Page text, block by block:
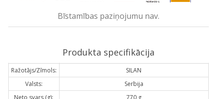
Bīstamības paziņojumu nav.
Produkta specifikācija
Ražotājs/Zīmols:
SILAN
Valsts:
Serbija
Neto svars (g):
770 g